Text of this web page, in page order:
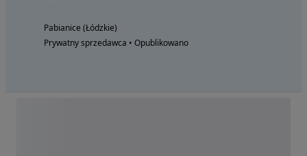
Pabianice (Łódzkie)
Prywatny sprzedawca • Opublikowano